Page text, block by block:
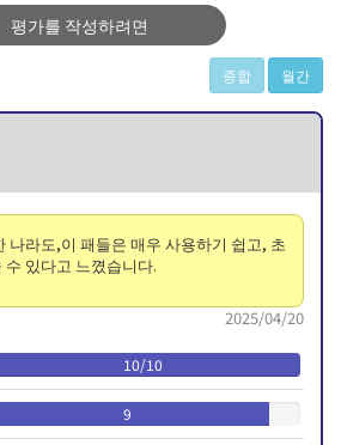
평가를 작성하려면
종합 월간
나라도,이 패들은 매우 사용하기 쉽고, 초
있다고 느꼈습니다.
2025/04/20
10/10
9